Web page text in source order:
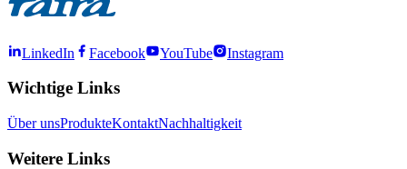
LinkedIn Facebook YouTube Instagram
Wichtige Links
Über unsProdukteKontaktNachhaltigkeit
Weitere Links